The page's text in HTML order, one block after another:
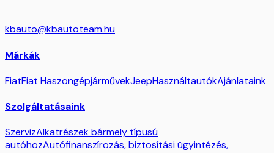
kbauto@kbautoteam.hu
Márkák
FiatFiat HaszongépjárművekJeepHasználtautókAjánlataink
Szolgáltatásaink
SzervizAlkatrészek bármely típusú
autóhozAutófinanszírozás, biztosítási ügyintézés,